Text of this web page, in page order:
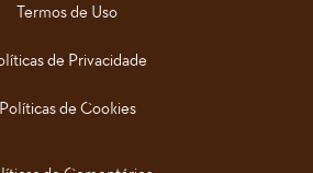
Termos de Uso
de Privacidade
Políticas de Cookies